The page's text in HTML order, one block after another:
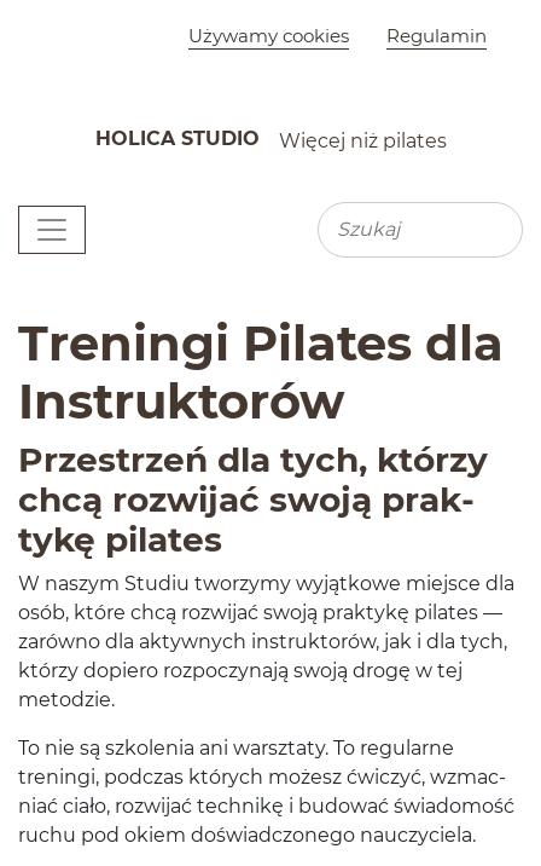
Szybkie menu
Używamy cookies Regulamin
HOLICA STUDIO Więcej niż pilates
Menu główne Wyszukiwarka
Treningi Pilates dla
Instruktorów
Przestrzeń dla tych, którzy
chcą rozwi­jać swoją prak­
tykę pilates
W naszym Studiu tworzymy wyjątkowe miejsce dla
osób, które chcą rozwi­jać swoją prak­tykę pilates —
zarówno dla akty­wnych instruk­torów, jak i dla tych,
którzy dopiero rozpoczy­nają swoją drogę w tej
metodzie.
To nie są szkole­nia ani warsz­taty. To reg­u­larne
treningi, pod­czas których możesz ćwiczyć, wzmac­
niać ciało, rozwi­jać tech­nikę i budować świado­mość
ruchu pod okiem doświad­c­zonego nauczyciela.